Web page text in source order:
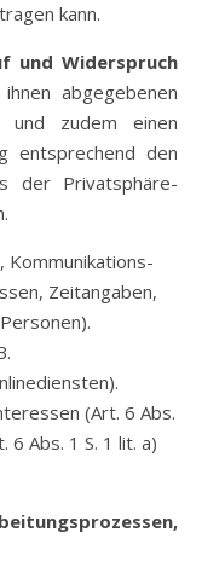
kann.
und Widerspruch
abgegebenen
und zudem einen
entsprechend den
der Privatsphäre-
Kommunikations-
Zeitangaben,
(Art. 6 Abs.
6 Abs. 1 S. 1 lit. a)